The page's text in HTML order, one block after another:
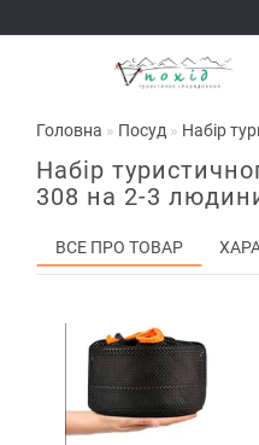
Головна Посуд Набір
Набір
308 на 2-3
ВСЕ ПРО ТОВАР